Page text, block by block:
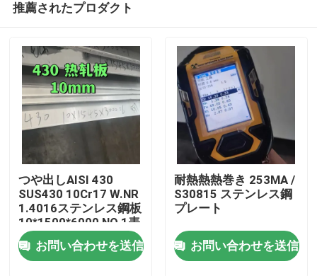
推薦されたプロダクト
つや出しAISI 430
SUS430 10Cr17 W.NR
1.4016ステンレス鋼板
10*1500*6000 NO.1表
面
お問い合わせを送信
耐熱熱熱巻き 253MA /
S30815 ステンレス鋼
プレート
お問い合わせを送信